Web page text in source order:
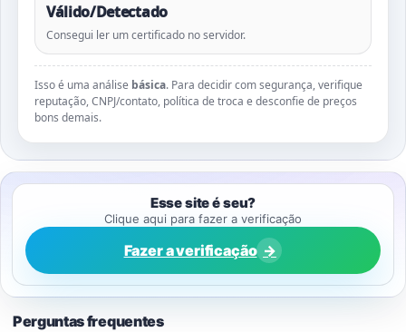
Válido/Detectado
Consegui ler um certificado no servidor.
Isso é uma análise básica. Para decidir com segurança, verifique
reputação, CNPJ/contato, política de troca e desconfie de preços
bons demais.
Esse site é seu?
Clique aqui para fazer a verificação
Fazer a verificação →
Perguntas frequentes